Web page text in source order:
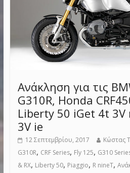
Ανάκληση για τις
G310R, Honda
Liberty 50 iGet 4t 3V
3V ie
12 Σεπτεμβρίου, 2017 Κώστας
G310R, CRF Series, Fly 125, G310
& RX, Liberty 50, Piaggio, R nineT,